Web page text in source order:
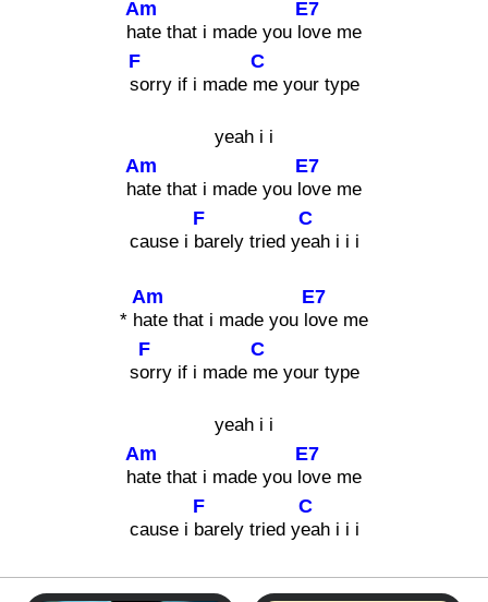
h
Am
ate that i made you l
E7
ove me
F
sorry if i made
C
me your type
yeah i i
h
Am
ate that i made you l
E7
ove me
cause i
F
barely tried y
C
eah i i i
* h
Am
ate that i made you l
E7
ove me
s
F
orry if i made
C
me your type
yeah i i
h
Am
ate that i made you l
E7
ove me
cause i
F
barely tried y
C
eah i i i